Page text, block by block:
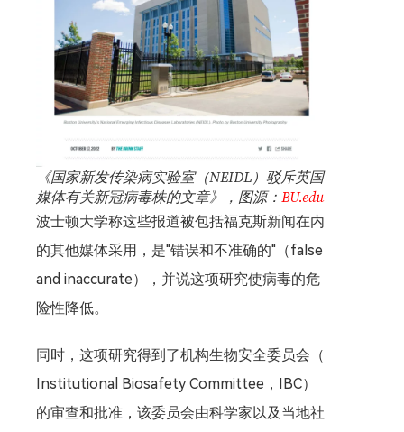
《国家新发传染病实验室（NEIDL）驳斥英国
媒体有关新冠病毒株的文章》，图源： BU.edu
波士顿大学称这些报道被包括福克斯新闻在内
的其他媒体采用，是"错误和不准确的"（false
and inaccurate），并说这项研究使病毒的危
险性降低。
同时，这项研究得到了机构生物安全委员会（
Institutional Biosafety Committee，IBC）
的审查和批准，该委员会由科学家以及当地社